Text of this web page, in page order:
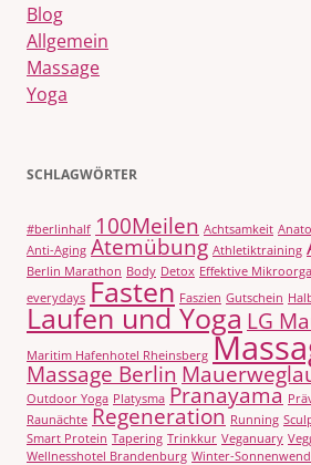
Blog
Allgemein
Massage
Yoga
SCHLAGWÖRTER
#berlinhalf 100Meilen Achtsamkeit
Anti-Aging Atemübung Athletiktraining
Berlin Marathon Body Detox Effektive
everydays Fasten Faszien Gutschein
Laufen und Yoga LG
Maritim Hafenhotel Rheinsberg
Massage Berlin
Outdoor Yoga Platysma Pranayama
Raunächte Regeneration Running
Smart Protein Tapering Trinkkur Veganuary
Wellnesshotel Brandenburg Winter-